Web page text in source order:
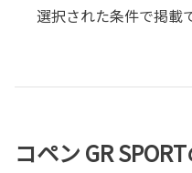
選択された条件で掲載
コペン GR